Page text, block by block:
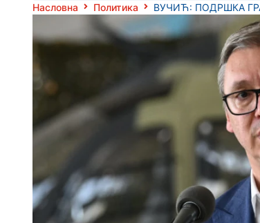
Насловна Политика ВУЧИЋ: ПОДРШКА